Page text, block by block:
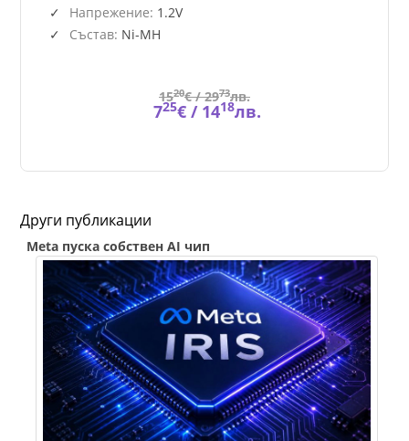
Напрежение: 1.2V
Състав: Ni-MH
1520€ /2973лв.
725€ / 1418лв.
Други публикации
Meta пуска собствен AI чип